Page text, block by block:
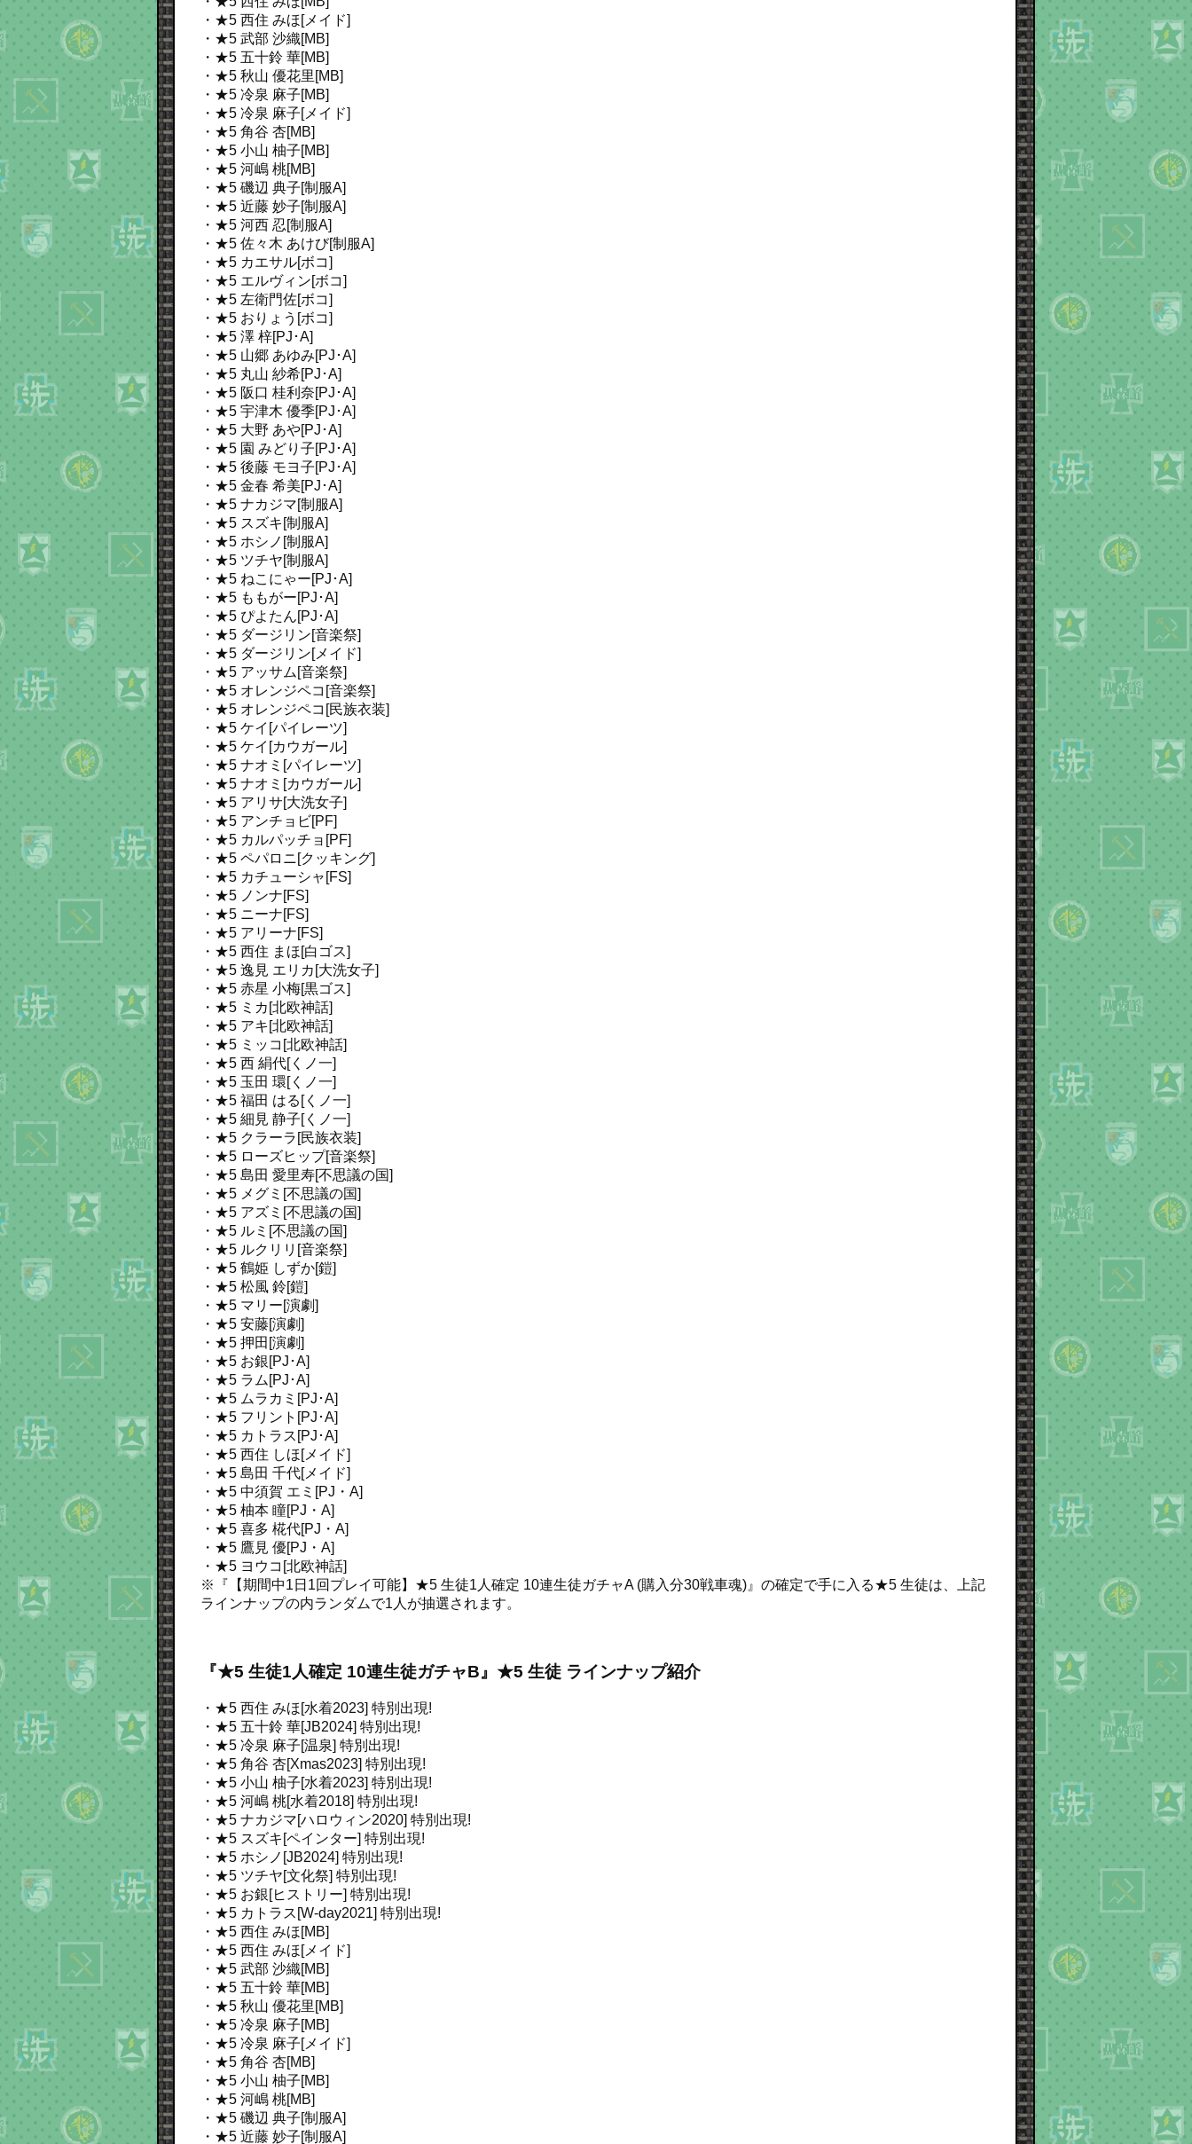
・★5 西住 みほ[メイド]
・★5 武部 沙織[MB]
・★5 五十鈴 華[MB]
・★5 秋山 優花里[MB]
・★5 冷泉 麻子[MB]
・★5 冷泉 麻子[メイド]
・★5 角谷 杏[MB]
・★5 小山 柚子[MB]
・★5 河嶋 桃[MB]
・★5 磯辺 典子[制服A]
・★5 近藤 妙子[制服A]
・★5 河西 忍[制服A]
・★5 佐々木 あけび[制服A]
・★5 カエサル[ボコ]
・★5 エルヴィン[ボコ]
・★5 左衛門佐[ボコ]
・★5 おりょう[ボコ]
・★5 澤 梓[PJ･A]
・★5 山郷 あゆみ[PJ･A]
・★5 丸山 紗希[PJ･A]
・★5 阪口 桂利奈[PJ･A]
・★5 宇津木 優季[PJ･A]
・★5 大野 あや[PJ･A]
・★5 園 みどり子[PJ･A]
・★5 後藤 モヨ子[PJ･A]
・★5 金春 希美[PJ･A]
・★5 ナカジマ[制服A]
・★5 スズキ[制服A]
・★5 ホシノ[制服A]
・★5 ツチヤ[制服A]
・★5 ねこにゃー[PJ･A]
・★5 ももがー[PJ･A]
・★5 ぴよたん[PJ･A]
・★5 ダージリン[音楽祭]
・★5 ダージリン[メイド]
・★5 アッサム[音楽祭]
・★5 オレンジペコ[音楽祭]
・★5 オレンジペコ[民族衣装]
・★5 ケイ[パイレーツ]
・★5 ケイ[カウガール]
・★5 ナオミ[パイレーツ]
・★5 ナオミ[カウガール]
・★5 アリサ[大洗女子]
・★5 アンチョビ[PF]
・★5 カルパッチョ[PF]
・★5 ペパロニ[クッキング]
・★5 カチューシャ[FS]
・★5 ノンナ[FS]
・★5 ニーナ[FS]
・★5 アリーナ[FS]
・★5 西住 まほ[白ゴス]
・★5 逸見 エリカ[大洗女子]
・★5 赤星 小梅[黒ゴス]
・★5 ミカ[北欧神話]
・★5 アキ[北欧神話]
・★5 ミッコ[北欧神話]
・★5 西 絹代[くノ一]
・★5 玉田 環[くノ一]
・★5 福田 はる[くノ一]
・★5 細見 静子[くノ一]
・★5 クラーラ[民族衣装]
・★5 ローズヒップ[音楽祭]
・★5 島田 愛里寿[不思議の国]
・★5 メグミ[不思議の国]
・★5 アズミ[不思議の国]
・★5 ルミ[不思議の国]
・★5 ルクリリ[音楽祭]
・★5 鶴姫 しずか[鎧]
・★5 松風 鈴[鎧]
・★5 マリー[演劇]
・★5 安藤[演劇]
・★5 押田[演劇]
・★5 お銀[PJ･A]
・★5 ラム[PJ･A]
・★5 ムラカミ[PJ･A]
・★5 フリント[PJ･A]
・★5 カトラス[PJ･A]
・★5 西住 しほ[メイド]
・★5 島田 千代[メイド]
・★5 中須賀 エミ[PJ・A]
・★5 柚本 瞳[PJ・A]
・★5 喜多 椛代[PJ・A]
・★5 鷹見 優[PJ・A]
・★5 ヨウコ[北欧神話]
※『【期間中1日1回プレイ可能】★5 生徒1人確定 10連生徒ガチャA (購入分30戦車魂)』の確定で手に入る★5 生徒は、上記
ラインナップの内ランダムで1人が抽選されます。
『★5 生徒1人確定 10連生徒ガチャB』★5 生徒 ラインナップ紹介
・★5 西住 みほ[水着2023] 特別出現!
・★5 五十鈴 華[JB2024] 特別出現!
・★5 冷泉 麻子[温泉] 特別出現!
・★5 角谷 杏[Xmas2023] 特別出現!
・★5 小山 柚子[水着2023] 特別出現!
・★5 河嶋 桃[水着2018] 特別出現!
・★5 ナカジマ[ハロウィン2020] 特別出現!
・★5 スズキ[ペインター] 特別出現!
・★5 ホシノ[JB2024] 特別出現!
・★5 ツチヤ[文化祭] 特別出現!
・★5 お銀[ヒストリー] 特別出現!
・★5 カトラス[W-day2021] 特別出現!
・★5 西住 みほ[MB]
・★5 西住 みほ[メイド]
・★5 武部 沙織[MB]
・★5 五十鈴 華[MB]
・★5 秋山 優花里[MB]
・★5 冷泉 麻子[MB]
・★5 冷泉 麻子[メイド]
・★5 角谷 杏[MB]
・★5 小山 柚子[MB]
・★5 河嶋 桃[MB]
・★5 磯辺 典子[制服A]
・★5 近藤 妙子[制服A]